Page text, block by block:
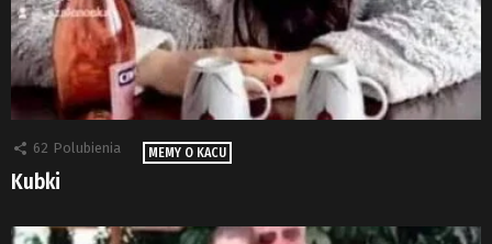
62 Polubienia MEMY O KACU
Kubki